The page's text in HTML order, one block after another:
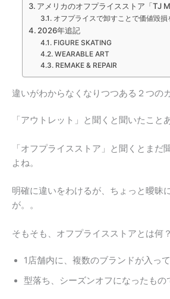
アメリカのオフプライスストア「TJ
オフプライスで卸すことで価値毀損
2026年追記
FIGURE SKATING
WEARABLE ART
REMAKE & REPAIR
違いがわからなくなりつつある２つの
「アウトレット」と聞くと聞いたこと
「オフプライスストア」と聞くとまだ
よね。
明確に違いをわけるが、ちょっと曖昧
が。。
そもそも、オフプライスストアとは何？
1店舗内に、複数のブランドが入っ
型落ち、シーズンオフになったもの